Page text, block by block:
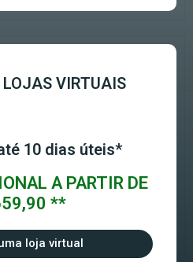
LOJAS VIRTUAIS
10 dias úteis*
A PARTIR DE
**
loja virtual